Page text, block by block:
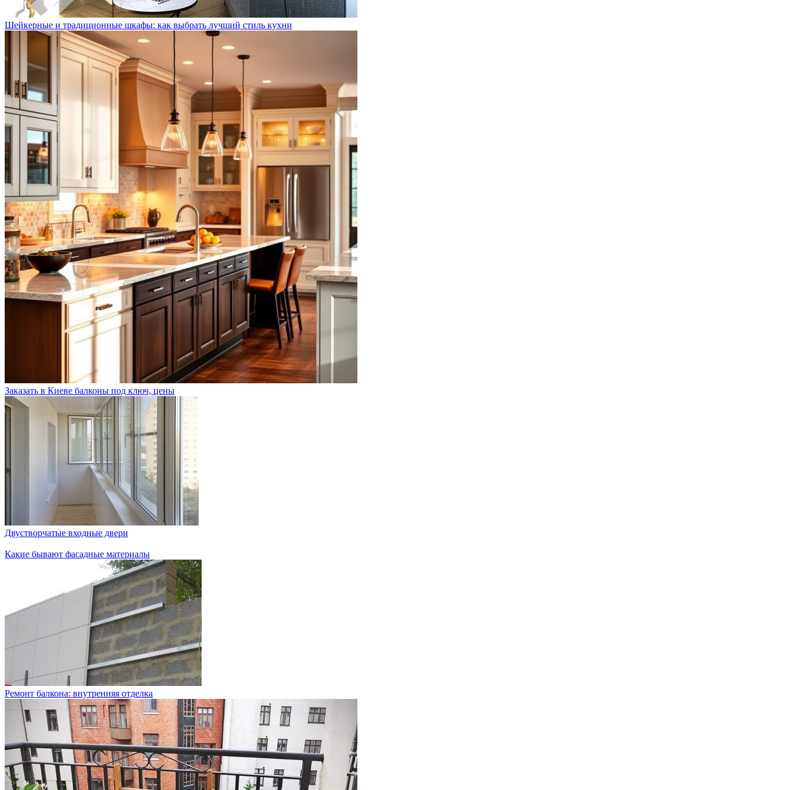
Шейкерные и традиционные шкафы: как выбрать лучший стиль кухни
Заказать в Киеве балконы под ключ, цены
Двустворчатые входные двери
Какие бывают фасадные материалы
Ремонт балкона: внутренняя отделка